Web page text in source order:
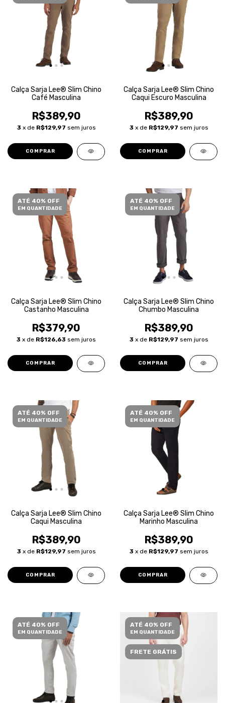
Calça Sarja Lee® Slim Chino
Café Masculina
R$389,90
3 x de R$129,97 sem juros
COMPRAR
Calça Sarja Lee® Slim Chino
Caqui Escuro Masculina
R$389,90
3 x de R$129,97 sem juros
COMPRAR
ATÉ 40% OFF
EM QUANTIDADE
Calça Sarja Lee® Slim Chino
Castanho Masculina
R$379,90
3 x de R$126,63 sem juros
COMPRAR
ATÉ 40% OFF
EM QUANTIDADE
Calça Sarja Lee® Slim Chino
Chumbo Masculina
R$389,90
3 x de R$129,97 sem juros
COMPRAR
ATÉ 40% OFF
EM QUANTIDADE
Calça Sarja Lee® Slim Chino
Caqui Masculina
R$389,90
3 x de R$129,97 sem juros
COMPRAR
ATÉ 40% OFF
EM QUANTIDADE
Calça Sarja Lee® Slim Chino
Marinho Masculina
R$389,90
3 x de R$129,97 sem juros
COMPRAR
ATÉ 40% OFF
EM QUANTIDADE
ATÉ 40% OFF
EM QUANTIDADE
FRETE GRÁTIS